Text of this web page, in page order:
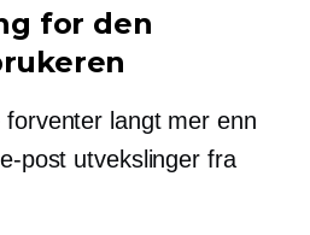
for den
langt mer enn
post utvekslinger fra